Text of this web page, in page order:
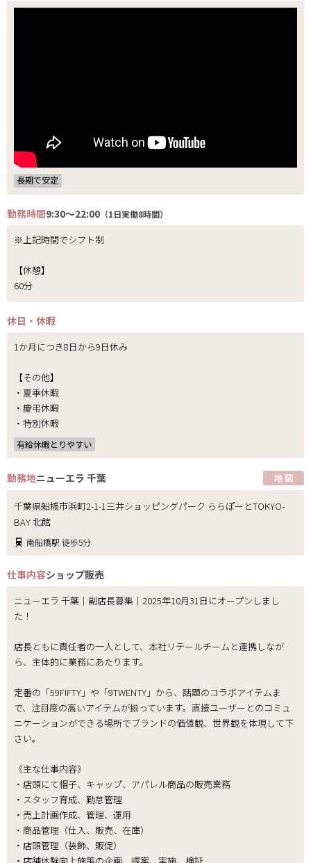
長期で安定
勤務時間9:30～22:00 （1日実働8時間）
※上記時間でシフト制
【休憩】
60分
休日・休暇
1か月につき8日から9日休み
【その他】
・夏季休暇
・慶弔休暇
・特別休暇
有給休暇とりやすい
勤務地ニューエラ 千葉 地 図
千葉県船橋市浜町2-1-1三井ショッピングパーク ららぽーとTOKYO-
BAY 北館
南船橋駅 徒歩5分
仕事内容ショップ販売
ニューエラ 千葉｜副店長募集｜2025年10月31日にオープンしまし
た！
店長ともに責任者の一人として、本社リテールチームと連携しなが
ら、主体的に業務にあたります。
定番の「59FIFTY」や「9TWENTY」から、話題のコラボアイテムま
で、注目度の高いアイテムが揃っています。直接ユーザーとのコミュ
ニケーションができる場所でブランドの価値観、世界観を体現して下
さい。
《主な仕事内容》
・店頭にて帽子、キャップ、アパレル商品の販売業務
・スタッフ育成、勤怠管理
・売上計画作成、管理、運用
・商品管理（仕入、販売、在庫）
・店頭管理（装飾、販促）